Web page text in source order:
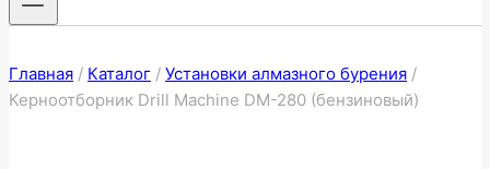
Главная / Каталог / Установки алмазного бурения /
Керноотборник Drill Machine DM-280 (бензиновый)